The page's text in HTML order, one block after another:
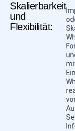
Skalierbarkeit
und
Flexibilität: